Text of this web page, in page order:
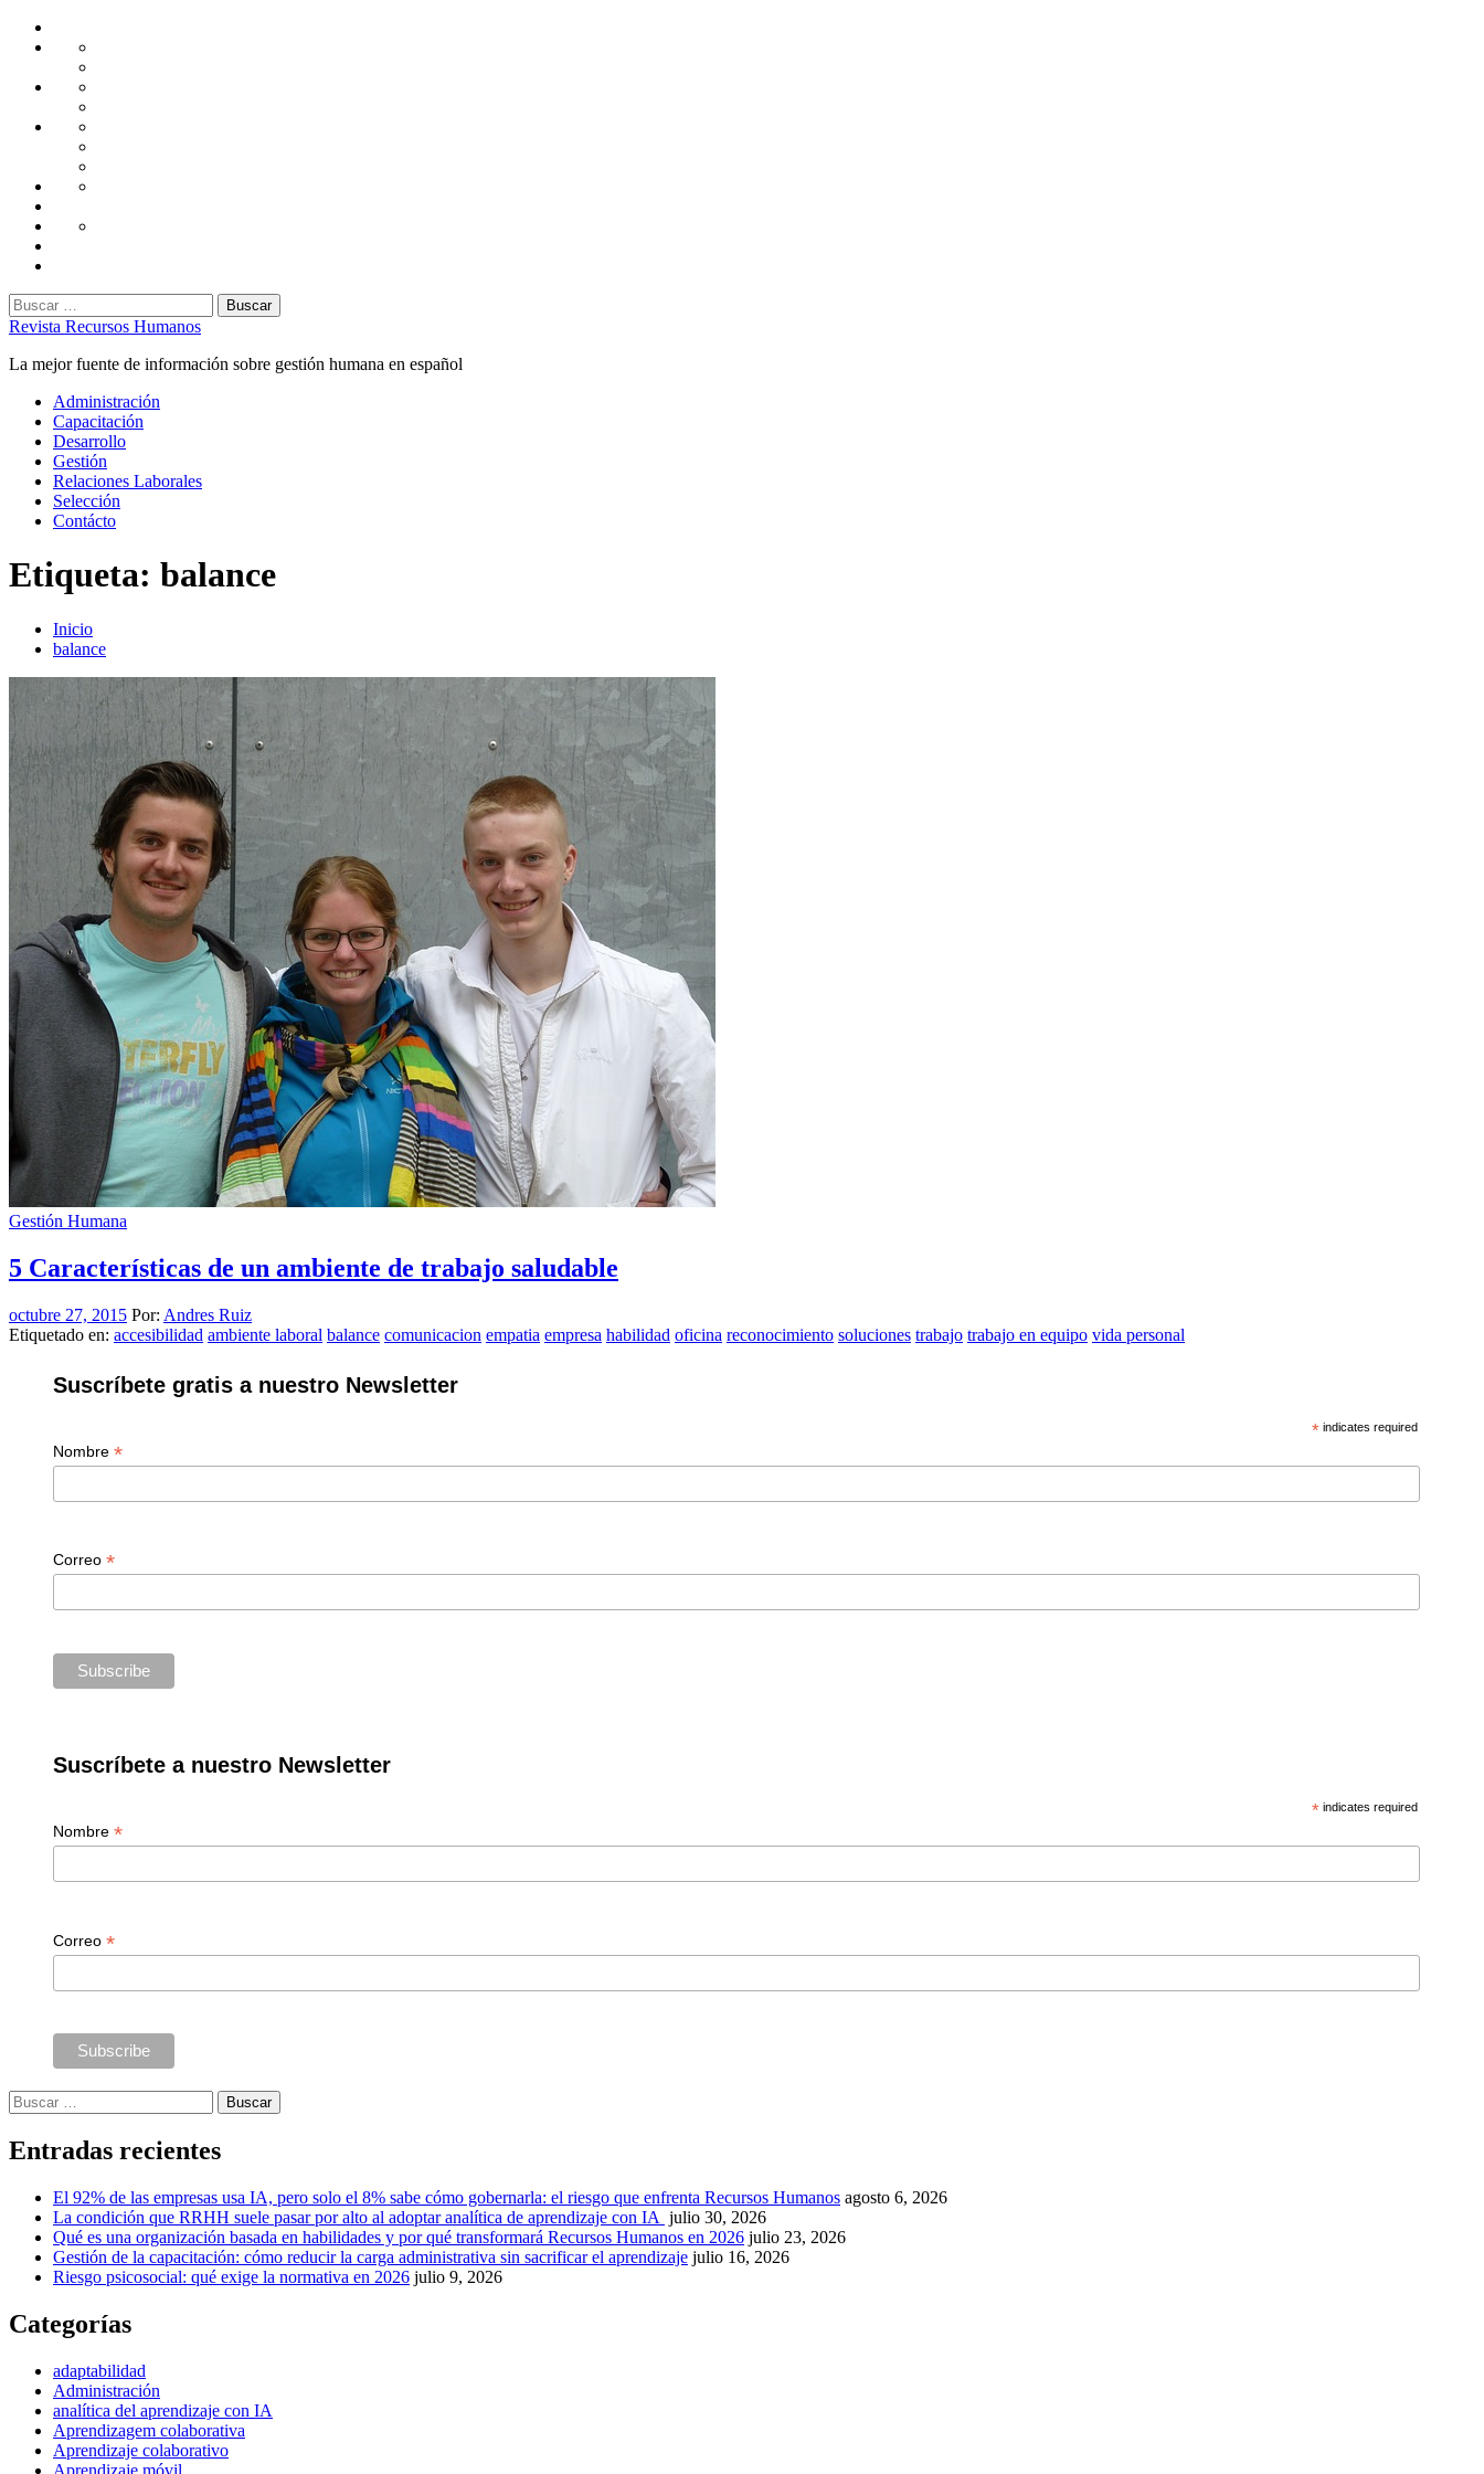
Saltar
Administración
Capacitación
Desarrollo
Gestión
Laborales
Selección
Buscar:
Revista Recursos Humanos
La mejor fuente de información sobre gestión humana en español
Menú
principal
Administración
Capacitación
Desarrollo
Gestión
Relaciones Laborales
Selección
Contácto
Etiqueta: balance
Inicio
balance
Gestión Humana
5 Características de un ambiente de trabajo saludable
octubre 27, 2015 Por: Andres Ruiz
Etiquetado en: accesibilidad ambiente laboral balance comunicacion empatia empresa habilidad oficina reconocimiento soluciones trabajo trabajo en equipo vida personal
Suscríbete gratis a nuestro Newsletter
* indicates required
Nombre *
Correo *
Suscríbete a nuestro Newsletter
* indicates required
Nombre *
Correo *
Buscar:
Entradas recientes
El 92% de las empresas usa IA, pero solo el 8% sabe cómo gobernarla: el riesgo que enfrenta Recursos Humanos agosto 6, 2026
La condición que RRHH suele pasar por alto al adoptar analítica de aprendizaje con IA julio 30, 2026
Qué es una organización basada en habilidades y por qué transformará Recursos Humanos en 2026 julio 23, 2026
Gestión de la capacitación: cómo reducir la carga administrativa sin sacrificar el aprendizaje julio 16, 2026
Riesgo psicosocial: qué exige la normativa en 2026 julio 9, 2026
Categorías
adaptabilidad
Administración
analítica del aprendizaje con IA
Aprendizagem colaborativa
Aprendizaje colaborativo
Aprendizaje móvil